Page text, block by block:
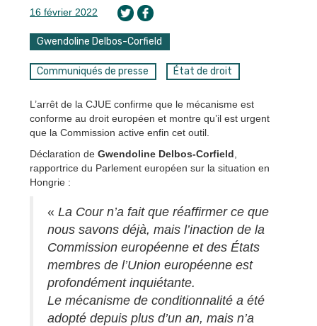
16 février 2022
Gwendoline Delbos-Corfield
Communiqués de presse État de droit
L’arrêt de la CJUE confirme que le mécanisme est
conforme au droit européen et montre qu’il est urgent
que la Commission active enfin cet outil.
Déclaration de Gwendoline Delbos-Corfield
rapportrice du Parlement européen sur la situation en
Hongrie :
« La Cour n’a fait que réaffirmer ce que
nous savons déjà, mais l’inaction de la
Commission européenne et des États
membres de l’Union européenne est
profondément inquiétante.
Le mécanisme de conditionnalité a été
adopté depuis plus d’un an, mais n’a